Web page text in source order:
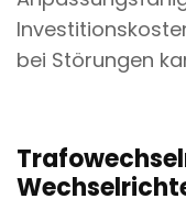
bei Störungen